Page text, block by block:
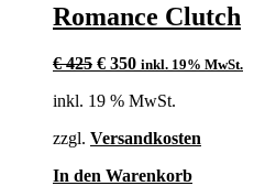
Romance Clutch
€425 Ursprünglicher
war:
€ 350Aktueller
ist:
inkl. 19% MwSt.
inkl. 19 % MwSt.
zzgl. Versandkosten
In den Warenkorb